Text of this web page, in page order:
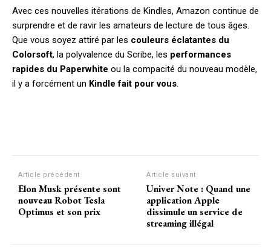
Avec ces nouvelles itérations de Kindles, Amazon continue de
surprendre et de ravir les amateurs de lecture de tous âges.
Que vous soyez attiré par les couleurs éclatantes du
Colorsoft, la polyvalence du Scribe, les performances
rapides du Paperwhite ou la compacité du nouveau modèle,
il y a forcément un Kindle fait pour vous.
Article précédent
Elon Musk présente sont
nouveau Robot Tesla
Optimus et son prix
Article suivant
Univer Note : Quand une
application Apple
dissimule un service de
streaming illégal